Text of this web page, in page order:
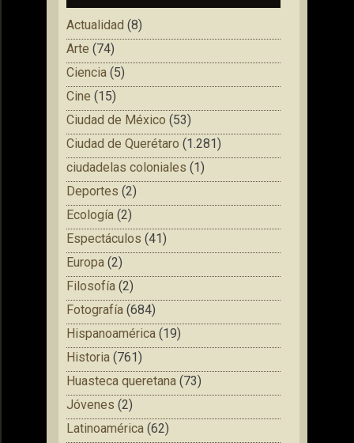
Actualidad (8)
Arte (74)
Ciencia (5)
Cine (15)
Ciudad de México (53)
Ciudad de Querétaro (1.281)
ciudadelas coloniales (1)
Deportes (2)
Ecología (2)
Espectáculos (41)
Europa (2)
Filosofía (2)
Fotografía (684)
Hispanoamérica (19)
Historia (761)
Huasteca queretana (73)
Jóvenes (2)
Latinoamérica (62)